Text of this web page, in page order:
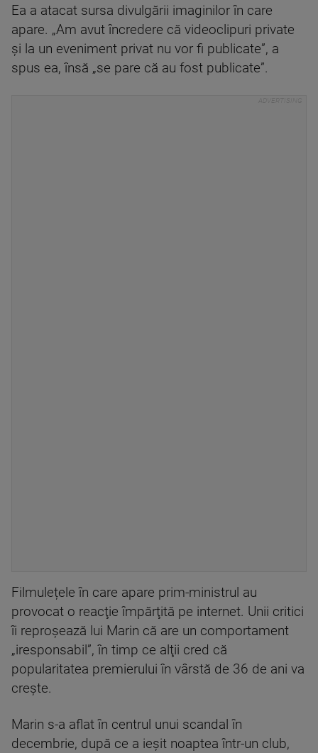
Ea a atacat sursa divulgării imaginilor în care
apare. „Am avut încredere că videoclipuri private
şi la un eveniment privat nu vor fi publicate”, a
spus ea, însă „se pare că au fost publicate”.
Filmulețele în care apare prim-ministrul au
provocat o reacţie împărţită pe internet. Unii critici
îi reproșează lui Marin că are un comportament
„iresponsabil”, în timp ce alţii cred că
popularitatea premierului în vârstă de 36 de ani va
crește.
Marin s-a aflat în centrul unui scandal în
decembrie, după ce a ieşit noaptea într-un club,